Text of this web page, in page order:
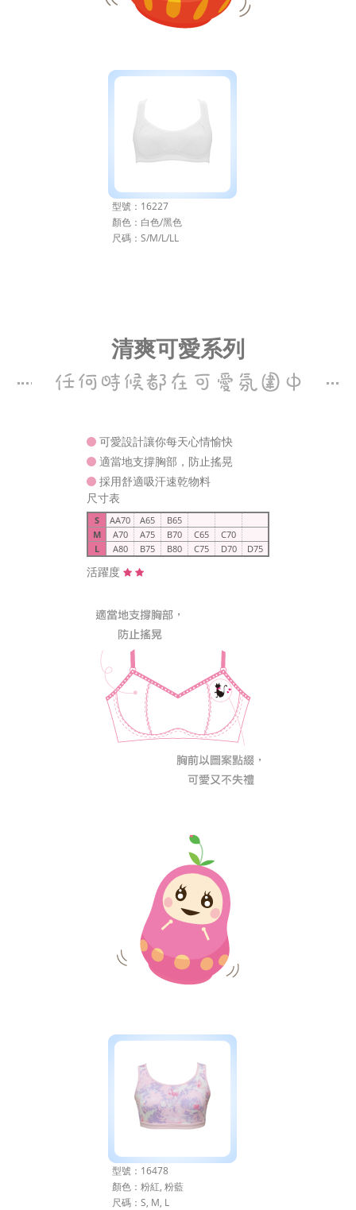
型號：16227
顏色：白色/黑色
尺碼：S/M/L/LL
清爽可愛系列
可愛設計讓你每天心情愉快
適當地支撐胸部，防止搖晃
採用舒適吸汗速乾物料
尺寸表
S AA70 A65
B65
M
A70 A75 B70 C65
C70
L
A80 B75 B80 C75 D70 D75
活躍度
型號：16478
顏色：粉紅, 粉藍
尺碼：S, M, L